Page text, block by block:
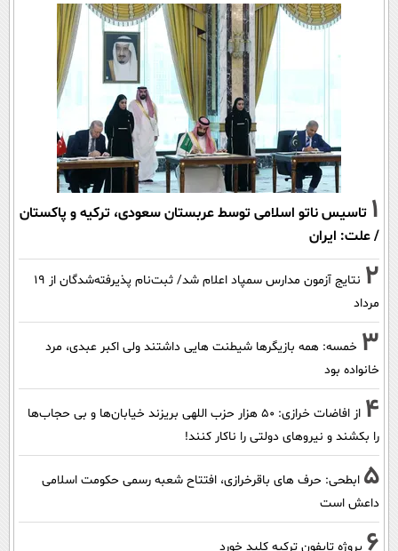
1 تاسیس ناتو اسلامی توسط عربستان سعودی، ترکیه و پاکستان
/ علت: ایران
2
نتایج آزمون مدارس سمپاد اعلام شد/ ثبت‌نام پذیرفته‌شدگان از ۱۹
مرداد
3 خمسه: همه بازیگرها شیطنت هایی داشتند ولی اکبر عبدی، مرد
خانواده بود
4
از افاضات خرازی: ۵۰ هزار حزب اللهی بریزند خیابان‌ها و بی حجاب‌ها
را بکشند و نیرو‌های دولتی را ناکار کنند!
5 ابطحی: حرف های باقرخرازی، افتتاح شعبه رسمی حکومت اسلامی
داعش است
6 پروژه تایفون ترکیه کلید خورد